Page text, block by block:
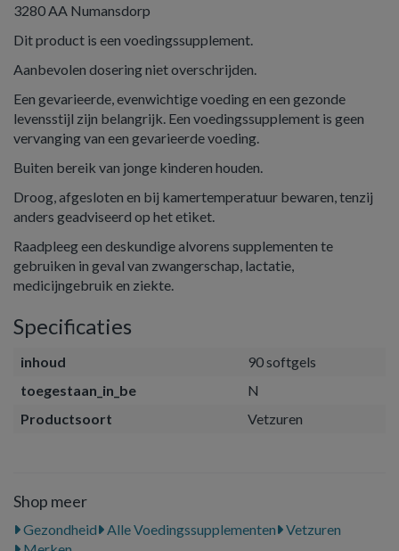
3280 AA Numansdorp
Dit product is een voedingssupplement.
Aanbevolen dosering niet overschrijden.
Een gevarieerde, evenwichtige voeding en een gezonde
levensstijl zijn belangrijk. Een voedingssupplement is geen
vervanging van een gevarieerde voeding.
Buiten bereik van jonge kinderen houden.
Droog, afgesloten en bij kamertemperatuur bewaren, tenzij
anders geadviseerd op het etiket.
Raadpleeg een deskundige alvorens supplementen te
gebruiken in geval van zwangerschap, lactatie,
medicijngebruik en ziekte.
Specificaties
inhoud
90 softgels
toegestaan_in_be
N
Productsoort
Vetzuren
Shop meer
Gezondheid Alle Voedingssupplementen
Vetzuren